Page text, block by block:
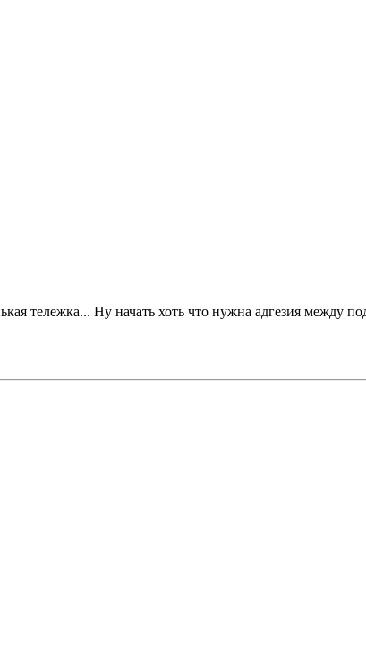
тележка... Ну начать хоть что нужна адгезия между